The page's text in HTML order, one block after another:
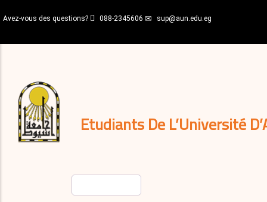
au
principal
Avez-vous des questions? 088-2345606 sup@aun.edu.eg
Etudiants De L’Université
décisions
Expatriés
Journal